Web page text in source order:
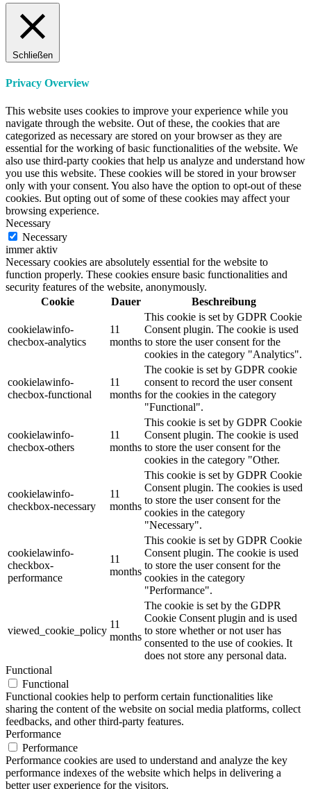
Schließen
Privacy Overview
This website uses cookies to improve your experience while you
navigate through the website. Out of these, the cookies that are
categorized as necessary are stored on your browser as they are
essential for the working of basic functionalities of the website. We
also use third-party cookies that help us analyze and understand how
you use this website. These cookies will be stored in your browser
only with your consent. You also have the option to opt-out of these
cookies. But opting out of some of these cookies may affect your
browsing experience.
Necessary
Necessary
immer aktiv
Necessary cookies are absolutely essential for the website to
function properly. These cookies ensure basic functionalities and
security features of the website, anonymously.
Cookie
Dauer Beschreibung
cookielawinfo-
checbox-analytics
11
months
This cookie is set by GDPR Cookie
Consent plugin. The cookie is used
to store the user consent for the
cookies in the category "Analytics".
cookielawinfo-
checbox-functional
11
months
The cookie is set by GDPR cookie
consent to record the user consent
for the cookies in the category
"Functional".
cookielawinfo-
checbox-others
11
months
This cookie is set by GDPR Cookie
Consent plugin. The cookie is used
to store the user consent for the
cookies in the category "Other.
cookielawinfo-
checkbox-necessary
11
months
This cookie is set by GDPR Cookie
Consent plugin. The cookies is used
to store the user consent for the
cookies in the category
"Necessary".
cookielawinfo-
checkbox-
performance
11
months
This cookie is set by GDPR Cookie
Consent plugin. The cookie is used
to store the user consent for the
cookies in the category
"Performance".
viewed_cookie_policy
11
months
The cookie is set by the GDPR
Cookie Consent plugin and is used
to store whether or not user has
consented to the use of cookies. It
does not store any personal data.
Functional
Functional
Functional cookies help to perform certain functionalities like
sharing the content of the website on social media platforms, collect
feedbacks, and other third-party features.
Performance
Performance
Performance cookies are used to understand and analyze the key
performance indexes of the website which helps in delivering a
better user experience for the visitors.